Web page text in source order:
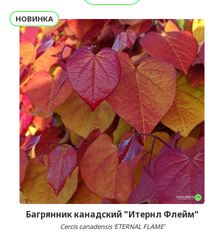
НОВИНКА
Багрянник канадский "Итернл Флейм"
Cercis canadensis ‘ETERNAL FLAME’